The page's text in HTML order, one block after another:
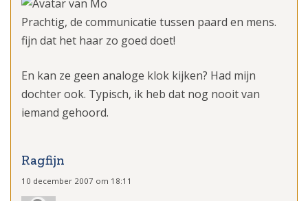
Prachtig, de communicatie tussen paard en mens.
fijn dat het haar zo goed doet!
En kan ze geen analoge klok kijken? Had mijn
dochter ook. Typisch, ik heb dat nog nooit van
iemand gehoord.
Ragfijn
10 december 2007 om 18:11